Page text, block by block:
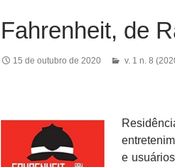
Fahrenheit, de
15 de outubro de 2020 v. 1 n. 8
e